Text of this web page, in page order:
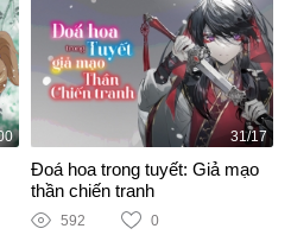
31/17
Đoá hoa trong tuyết: Giả mạo
thần chiến tranh
592 0